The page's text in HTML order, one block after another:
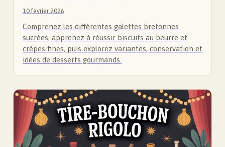
10 février 2026
Comprenez les différentes galettes bretonnes
sucrées, apprenez à réussir biscuits au beurre et
crêpes fines, puis explorez variantes, conservation et
idées de desserts gourmands.